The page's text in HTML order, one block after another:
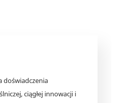
doświadczenia
ciągłej innowacji i